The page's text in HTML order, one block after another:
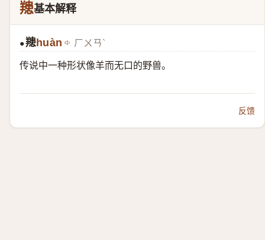
䍺基本解释
●䍺huàn ㄏㄨㄢˋ
传说中一种形状像羊而无口的野兽。
反馈